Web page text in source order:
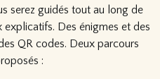
serez guidés tout au long de
Des énigmes et des
QR codes. Deux parcours
: